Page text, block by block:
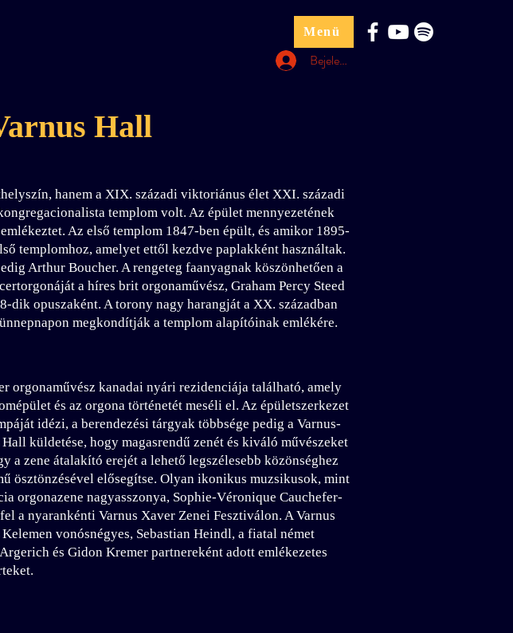
Menü
Bejelentkezés
Hall
hanem a XIX. századi viktoriánus élet XXI. századi
templom volt. Az épület mennyezetének
Az első templom 1847-ben épült, és amikor 1895-
templomhoz, amelyet ettől kezdve paplakként használtak.
Arthur Boucher. A rengeteg faanyagnak köszönhetően a
a híres brit orgonaművész, Graham Percy Steed
dik opuszaként. A torony nagy harangját a XX. században
megkondítják a templom alapítóinak emlékére.
orgonaművész kanadai nyári rezidenciája található, amely
és az orgona történetét meséli el. Az épületszerkezet
idézi, a berendezési tárgyak többsége pedig a Varnus-
küldetése, hogy magasrendű zenét és kiváló művészeket
a zene átalakító erejét a lehető legszélesebb közönséghez
ösztönzésével elősegítse. Olyan ikonikus muzsikusok, mint
orgonazene nagyasszonya, Sophie-Véronique Cauchefer-
a nyarankénti Varnus Xaver Zenei Fesztiválon. A Varnus
vonósnégyes, Sebastian Heindl, a fiatal német
és Gidon Kremer partnereként adott emlékezetes